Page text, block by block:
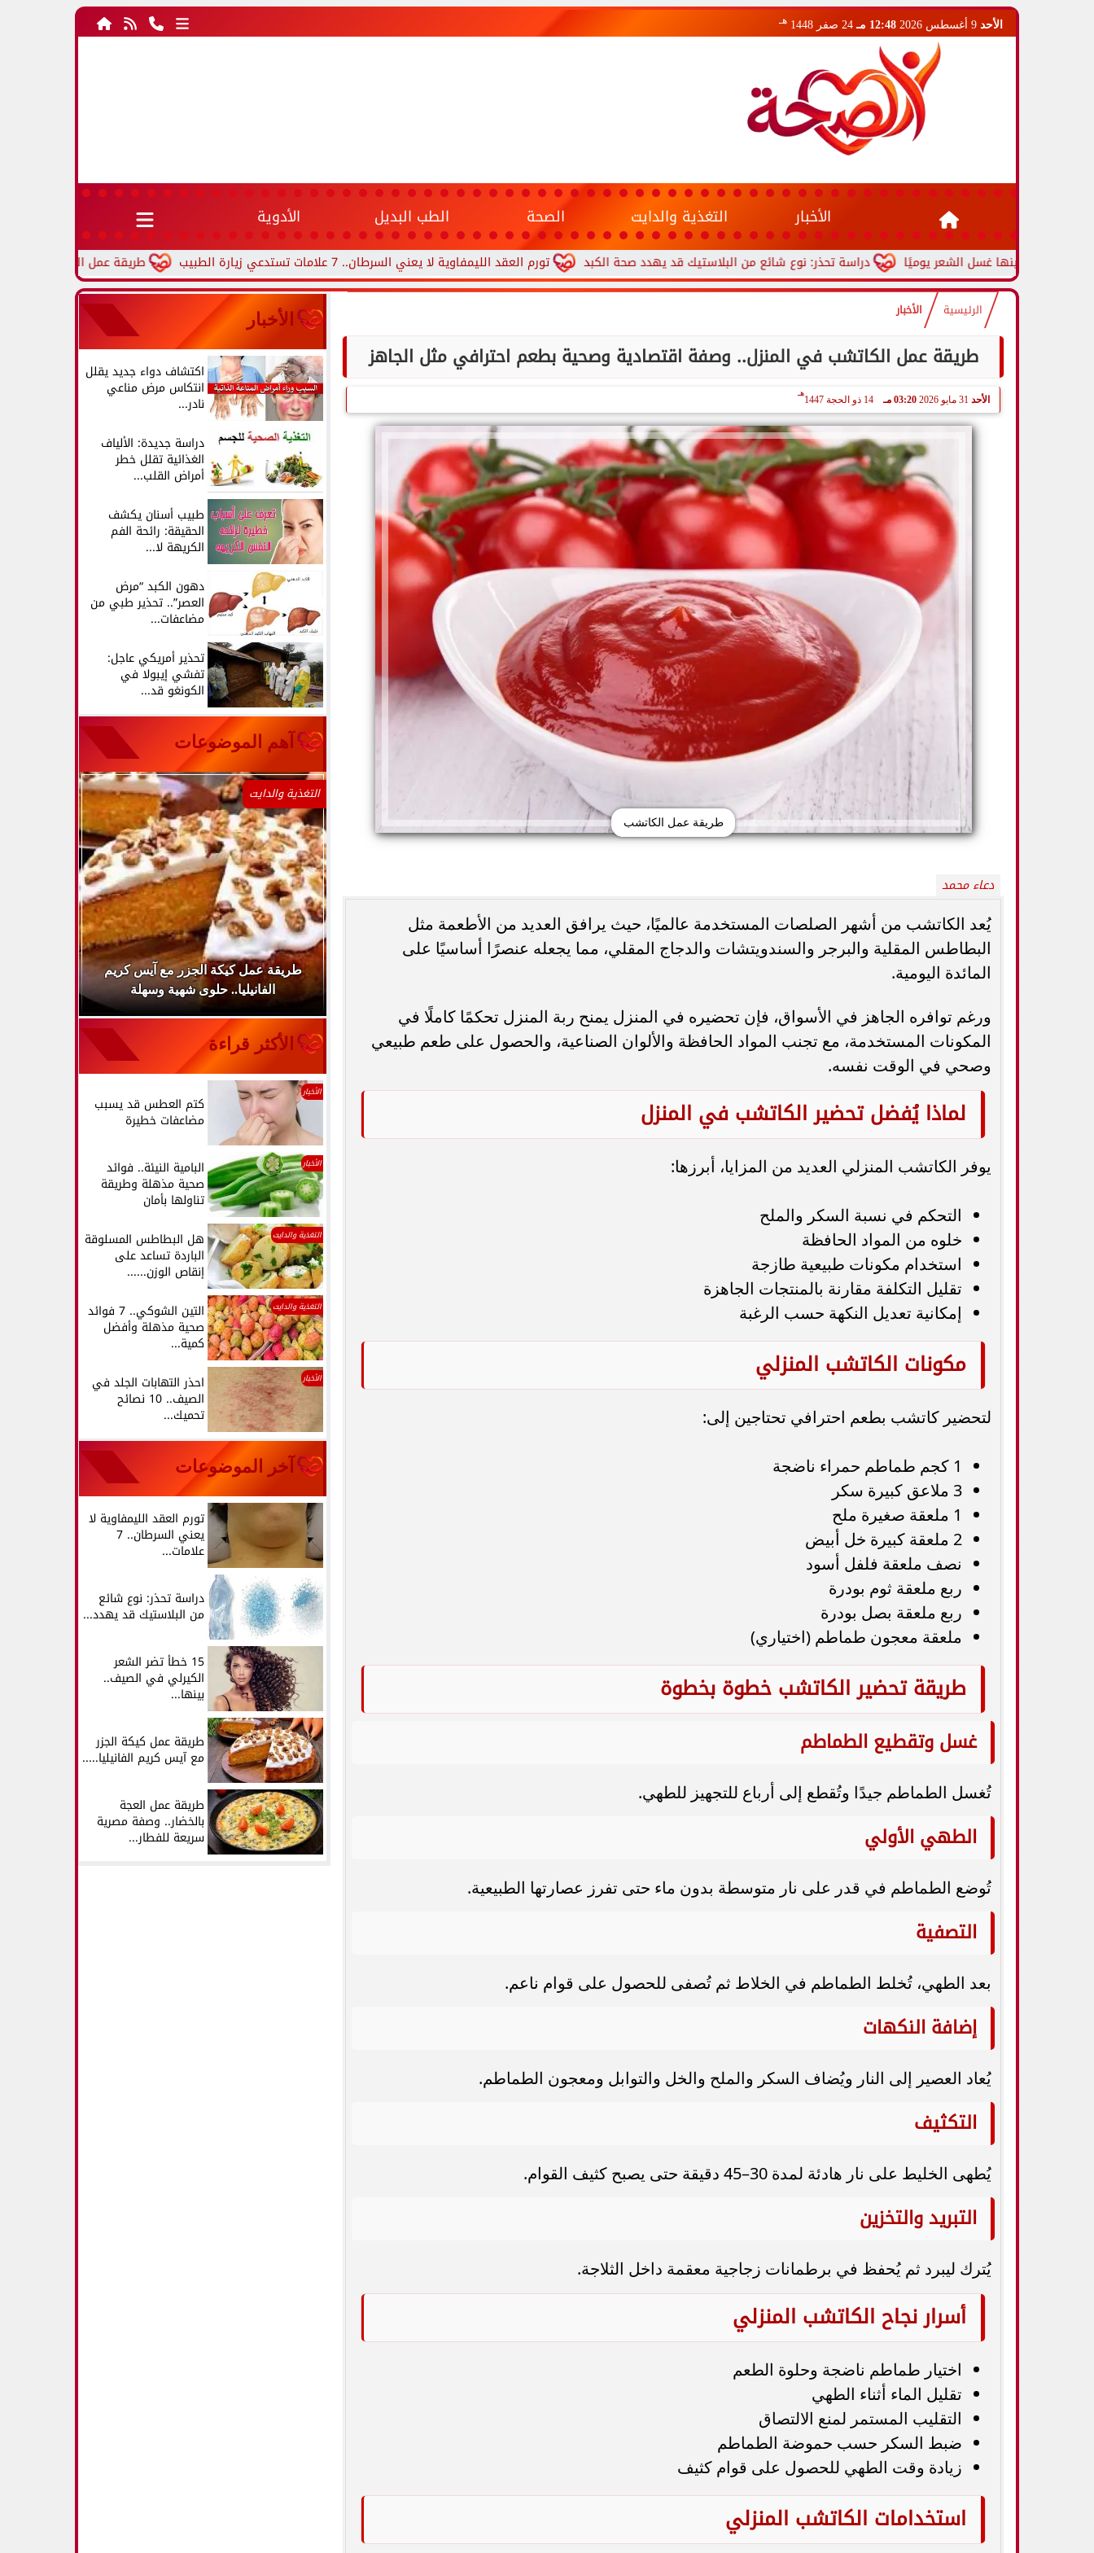
الأحد 12:48 مـ 24 صفر 1448 هـ
الأخبار التغذية والدايت الصحة الطب البديل الأدوية
طريقة عمل العجة بالخضار.. وصفة تورم العقد الليمفاوية لا يعني السرطان.. 7 علامات تستدعي زيارة الطبيب دراسة تحذر: نوع شائع من البلاستيك قد يهدد صحة الكبد
الرئيسية الأخبار
طريقة عمل الكاتشب في المنزل.. وصفة اقتصادية وصحية بطعم احترافي مثل الجاهز
الأحد 03:20 مـ 14 ذو الحجة 1447
هـ
طريقة عمل الكاتشب
دعاء محمد
يُعد الكاتشب من أشهر الصلصات المستخدمة عالميًا، حيث يرافق العديد من الأطعمة مثل
البطاطس المقلية والبرجر والسندويتشات والدجاج المقلي، مما يجعله عنصرًا أساسيًا على
المائدة اليومية.
ورغم توافره الجاهز في الأسواق، فإن تحضيره في المنزل يمنح ربة المنزل تحكمًا كاملًا في
المكونات المستخدمة، مع تجنب المواد الحافظة والألوان الصناعية، والحصول على طعم طبيعي
وصحي في الوقت نفسه.
لماذا يُفضل تحضير الكاتشب في المنزل
يوفر الكاتشب المنزلي العديد من المزايا، أبرزها:
التحكم في نسبة السكر والملح
خلوه من المواد الحافظة
استخدام مكونات طبيعية طازجة
تقليل التكلفة مقارنة بالمنتجات الجاهزة
إمكانية تعديل النكهة حسب الرغبة
مكونات الكاتشب المنزلي
لتحضير كاتشب بطعم احترافي تحتاجين إلى:
1 كجم طماطم حمراء ناضجة
3 ملاعق كبيرة سكر
1 ملعقة صغيرة ملح
2 ملعقة كبيرة خل أبيض
نصف ملعقة فلفل أسود
ربع ملعقة ثوم بودرة
ربع ملعقة بصل بودرة
ملعقة معجون طماطم (اختياري)
طريقة تحضير الكاتشب خطوة بخطوة
غسل وتقطيع الطماطم
تُغسل الطماطم جيدًا وتُقطع إلى أرباع للتجهيز للطهي.
الطهي الأولي
تُوضع الطماطم في قدر على نار متوسطة بدون ماء حتى تفرز عصارتها الطبيعية.
التصفية
بعد الطهي، تُخلط الطماطم في الخلاط ثم تُصفى للحصول على قوام ناعم.
إضافة النكهات
يُعاد العصير إلى النار ويُضاف السكر والملح والخل والتوابل ومعجون الطماطم.
التكثيف
يُطهى الخليط على نار هادئة لمدة 30–45 دقيقة حتى يصبح كثيف القوام.
التبريد والتخزين
يُترك ليبرد ثم يُحفظ في برطمانات زجاجية معقمة داخل الثلاجة.
أسرار نجاح الكاتشب المنزلي
اختيار طماطم ناضجة وحلوة الطعم
تقليل الماء أثناء الطهي
التقليب المستمر لمنع الالتصاق
ضبط السكر حسب حموضة الطماطم
زيادة وقت الطهي للحصول على قوام كثيف
استخدامات الكاتشب المنزلي
الأخبار
اكتشاف دواء جديد يقلل
انتكاس مرض مناعي
نادر...
دراسة جديدة: الألياف
الغذائية تقلل خطر
أمراض القلب...
طبيب أسنان يكشف
الحقيقة: رائحة الفم
الكريهة لا...
دهون الكبد “مرض
العصر”.. تحذير طبي من
مضاعفات...
تحذير أمريكي عاجل:
تفشي إيبولا في
الكونغو قد...
آهم الموضوعات
التغذية والدايت
طريقة عمل كيكة الجزر مع آيس كريم
الفانيليا.. حلوى شهية وسهلة
الأكثر قراءة
الأخبار
كتم العطس قد يسبب
مضاعفات خطيرة
الأخبار البامية النيئة.. فوائد
صحية مذهلة وطريقة
تناولها بأمان
التغذية والدايت هل البطاطس المسلوقة
الباردة تساعد على
إنقاص الوزن......
التغذية والدايت التين الشوكي.. 7 فوائد
صحية مذهلة وأفضل
كمية...
الأخبار احذر التهابات الجلد في
الصيف.. 10 نصائح
تحميك...
آخر الموضوعات
تورم العقد الليمفاوية لا
يعني السرطان.. 7
علامات...
دراسة تحذر: نوع شائع
من البلاستيك قد يهدد...
15 خطأ تضر الشعر
الكيرلي في الصيف..
بينها...
طريقة عمل كيكة الجزر
مع آيس كريم الفانيليا.....
طريقة عمل العجة
بالخضار.. وصفة مصرية
سريعة للفطار...